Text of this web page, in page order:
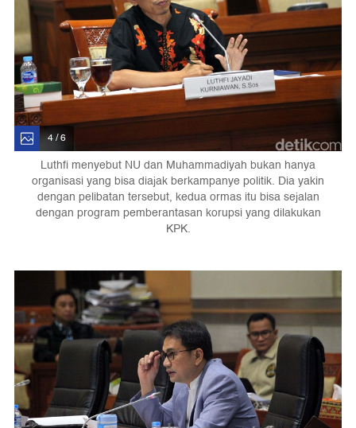
4 / 6
Luthfi menyebut NU dan Muhammadiyah bukan hanya
organisasi yang bisa diajak berkampanye politik. Dia yakin
dengan pelibatan tersebut, kedua ormas itu bisa sejalan
dengan program pemberantasan korupsi yang dilakukan
KPK.